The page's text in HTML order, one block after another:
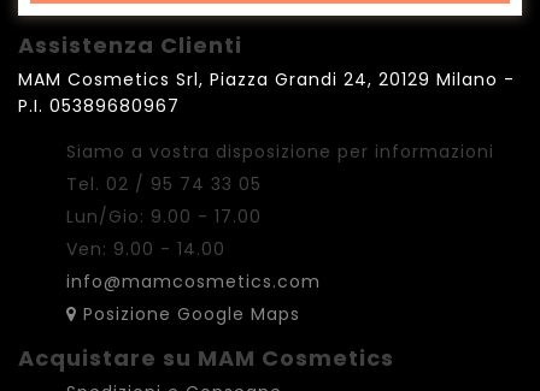
Assistenza Clienti
MAM Cosmetics Srl, Piazza Grandi 24, 20129 Milano -
P.I. 05389680967
Siamo a vostra disposizione per informazioni
Tel. 02 / 95 74 33 05
Lun/Gio: 9.00 - 17.00
Ven: 9.00 - 14.00
info@mamcosmetics.com
Posizione Google Maps
Acquistare su MAM Cosmetics